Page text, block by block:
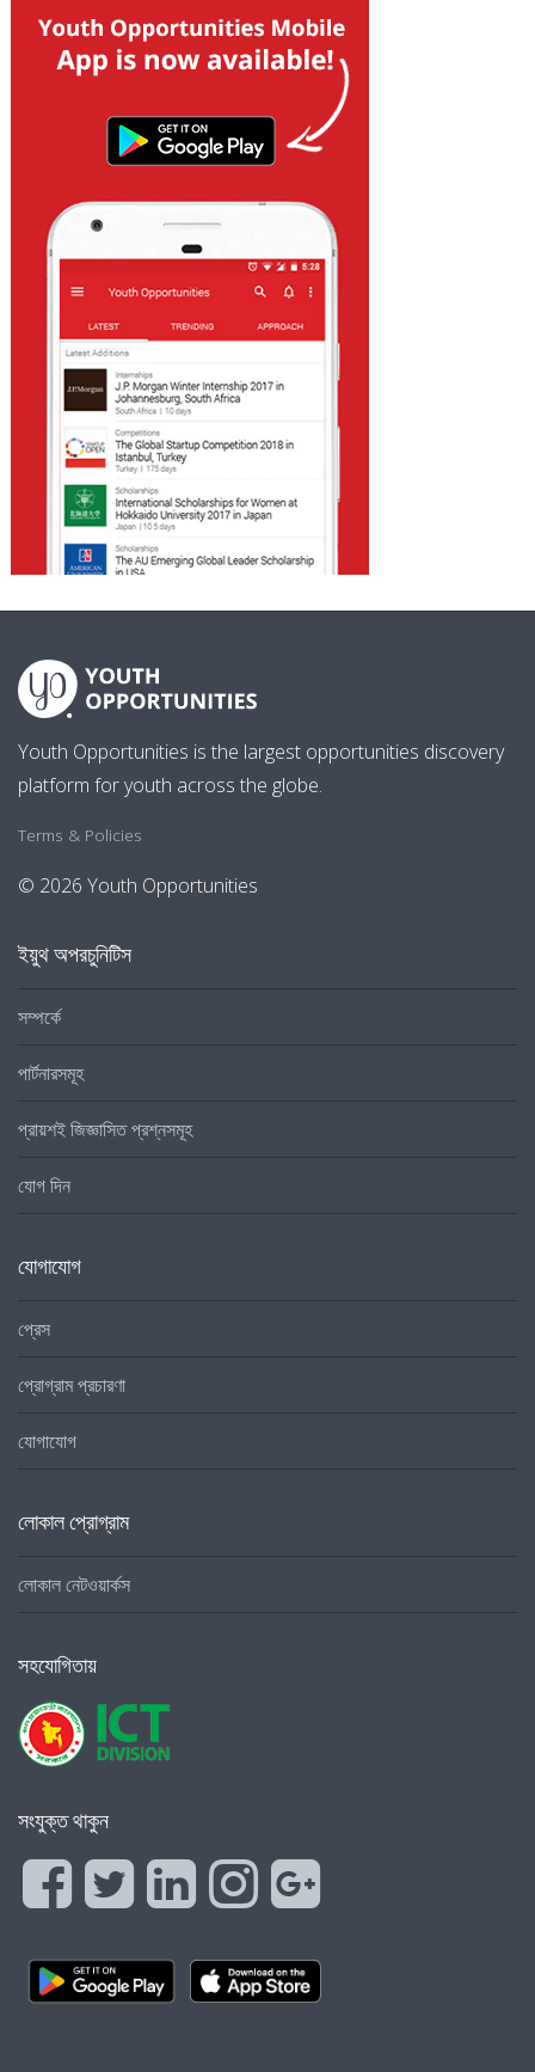
Youth Opportunities is the largest opportunities discovery
platform for youth across the globe.
Terms & Policies
© 2026 Youth Opportunities
ইয়ুথ অপরচুনিটিস
সম্পর্কে
পার্টনারসমূহ
প্রায়শই জিজ্ঞাসিত প্রশ্নসমূহ
যোগ দিন
যোগাযোগ
প্রেস
প্রোগ্রাম প্রচারণা
যোগাযোগ
লোকাল প্রোগ্রাম
লোকাল নেটওয়ার্কস
সহযোগিতায়
সংযুক্ত থাকুন